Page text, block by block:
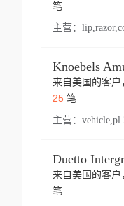
笔
主营：
来自美国的客
25笔
主营：
来自美国的客
笔